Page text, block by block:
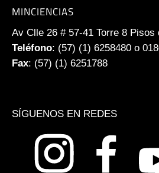
MINCIENCIAS
Av Clle 26 # 57-41 Torre 8 Pisos
Teléfono: (57) (1) 6258480 o
Fax: (57) (1) 6251788
SÍGUENOS EN REDES